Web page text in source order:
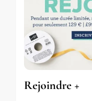
Rejoindre +